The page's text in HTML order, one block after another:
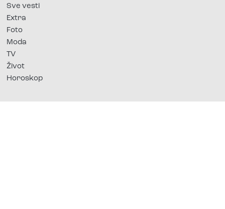
Sve vesti
Extra
Foto
Moda
TV
Život
Horoskop